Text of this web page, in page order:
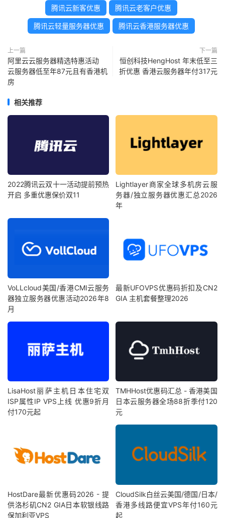
腾讯云新客优惠 腾讯云老客户优惠
腾讯云轻量服务器优惠 腾讯云香港服务器优惠
上一篇
阿里云云服务器精选特惠活动
云服务器低至年87元且有香港机
房
下一篇
恒创科技HengHost 年末低至三
折优惠 香港云服务器年付317元
相关推荐
2022腾讯云双十一活动提前预热
开启 多重优惠保价双11
Lightlayer商家全球多机房云服
务器/独立服务器优惠汇总2026
年
VoLLcloud美国/香港CMI云服务
器独立服务器优惠活动2026年8
月
最新UFOVPS优惠码折扣及CN2
GIA 主机套餐整理2026
LisaHost丽萨主机日本住宅双
ISP属性IP VPS上线 优惠9折月
付170元起
TMHHost优惠码汇总 - 香港美国
日本云服务器全场88折季付120
元
HostDare最新优惠码2026 - 提
供洛杉矶CN2 GIA日本软银线路
保加利亚VPS
CloudSilk白丝云美国/德国/日本/
香港多线路便宜VPS年付160元
起